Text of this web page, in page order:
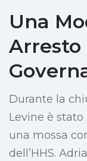
Una
Durante la
Levine è
una mossa
dell’HHS.